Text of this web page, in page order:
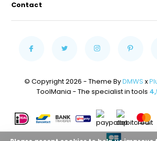
Contact
© Copyright 2026 - Theme ByDMWS x
ToolMania - The specialist in tools